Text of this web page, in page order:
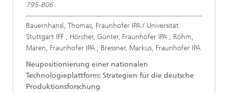
795-806
Bauernhansl, Thomas, Fraunhofer IPA / Universität
Stuttgart IFF ; Hörcher, Günter, Fraunhofer IPA ; Röhm,
Maren, Fraunhofer IPA ; Bressner, Markus, Fraunhofer IPA
Neupositionierung einer nationalen
Technologieplattform: Strategien für die deutsche
Produktionsforschung